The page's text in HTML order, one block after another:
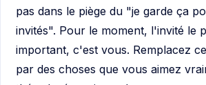
pas dans le piège du "je garde ça
invités". Pour le moment, l'invité le
important, c'est vous. Remplacez
par des choses que vous aimez